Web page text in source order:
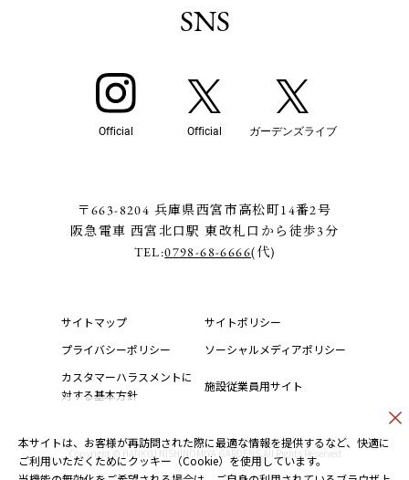
本サイトは、お客様が再訪問された際に最適な情報を提供するなど、快適に
ご利用いただくためにクッキー（Cookie）を使用しています。
SNS
Official Official ガーデンズライブ
〒663-8204 兵庫県西宮市高松町14番2号
阪急電車 西宮北口駅 東改札口から徒歩3分
TEL:0798-68-6666(代)
サイトマップ
サイトポリシー
プライバシーポリシー
ソーシャルメディアポリシー
カスタマーハラスメントに
対する基本方針
施設従業員用サイト
Copyright © HANKYU NISHINOMIYA GARDENS.All Rights Reserved